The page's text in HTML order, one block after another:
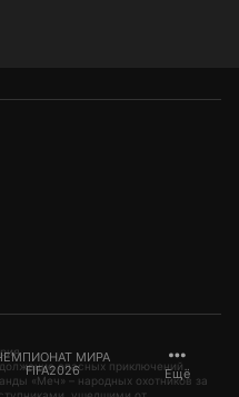
МИРА
FIFA2026
Ещё
опасных приключений
«Меч» – народных охотников за